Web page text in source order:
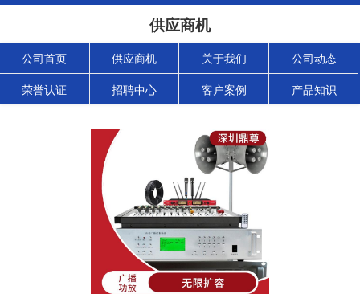
供应商机
公司首页 供应商机 关于我们 公司动态
荣誉认证 招聘中心 客户案例 产品知识